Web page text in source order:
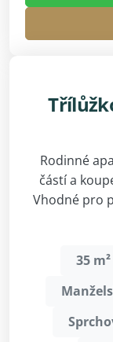
Rodinné
částí a
Vhodné pro
35 m²